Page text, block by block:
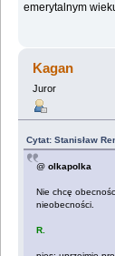
emerytalnym
Kagan
Juror
Cytat: Stanisław
@olkapolka
Nie chcę
nieobecności.
R.